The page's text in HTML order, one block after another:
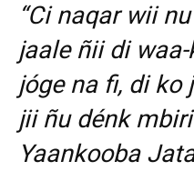
“Ci naqar wii
jaale ñii di
jóge na fi, di ko
jii ñu dénk
Yaankooba